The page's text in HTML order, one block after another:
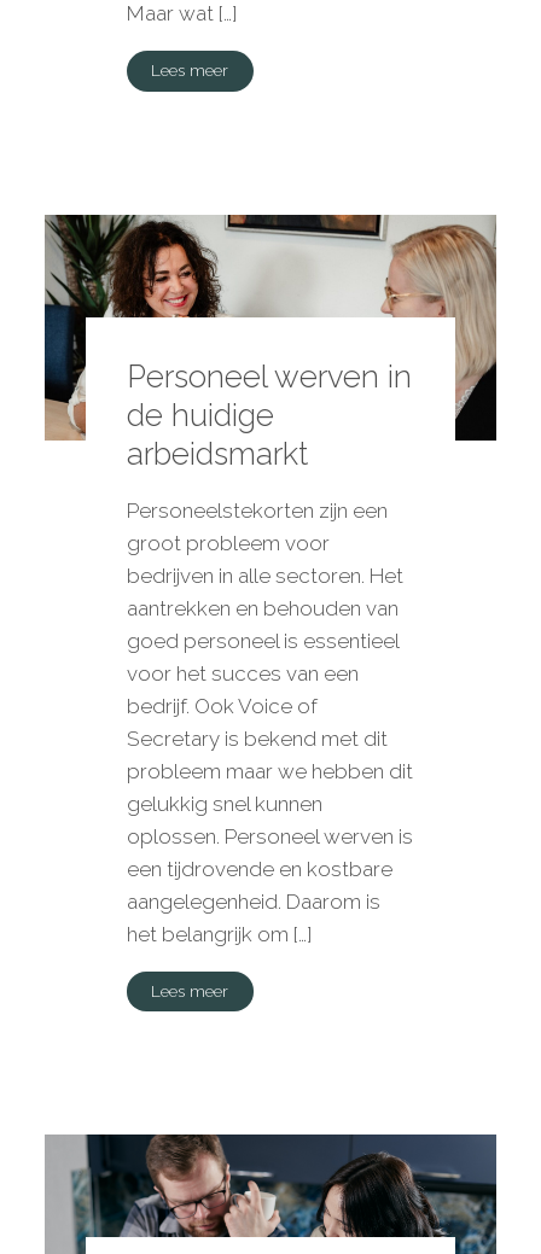
Maar wat […]
Lees meer
Personeel werven in
de huidige
arbeidsmarkt
Personeelstekorten zijn een
groot probleem voor
bedrijven in alle sectoren. Het
aantrekken en behouden van
goed personeel is essentieel
voor het succes van een
bedrijf. Ook Voice of
Secretary is bekend met dit
probleem maar we hebben dit
gelukkig snel kunnen
oplossen. Personeel werven is
een tijdrovende en kostbare
aangelegenheid. Daarom is
het belangrijk om […]
Lees meer